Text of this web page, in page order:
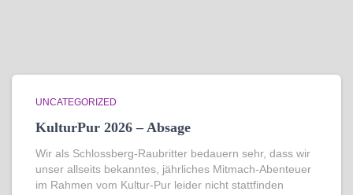
UNCATEGORIZED
KulturPur 2026 – Absage
Wir als Schlossberg-Raubritter bedauern sehr, dass wir
unser allseits bekanntes, jährliches Mitmach-Abenteuer
im Rahmen vom Kultur-Pur leider nicht stattfinden